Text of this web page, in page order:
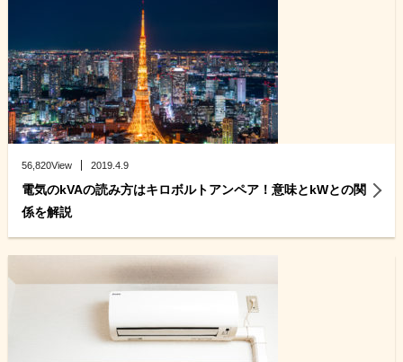
56,820View 2019.4.9
電気のkVAの読み方はキロボルトアンペア！意味とkWとの関
係を解説